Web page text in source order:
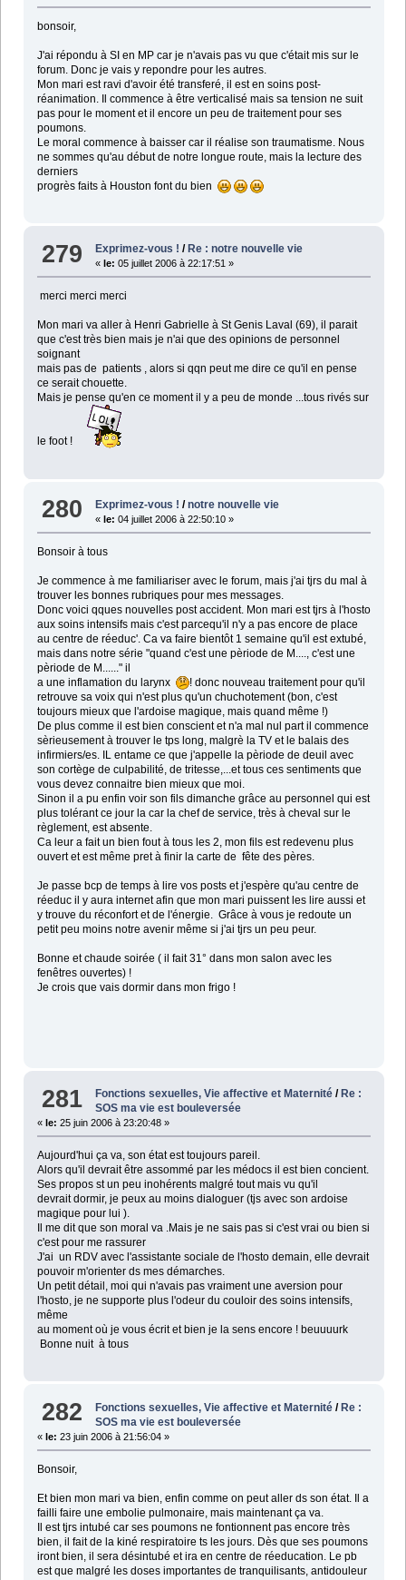
bonsoir,
J'ai répondu à SI en MP car je n'avais pas vu que c'était mis sur le
forum. Donc je vais y repondre pour les autres.
Mon mari est ravi d'avoir été transferé, il est en soins post-
réanimation. Il commence à être verticalisé mais sa tension ne suit
pas pour le moment et il encore un peu de traitement pour ses
poumons.
Le moral commence à baisser car il réalise son traumatisme. Nous
ne sommes qu'au début de notre longue route, mais la lecture des
derniers
progrès faits à Houston font du bien
279 Exprimez-vous ! / Re : notre nouvelle vie
« le: 05 juillet 2006 à 22:17:51 »
merci merci merci
Mon mari va aller à Henri Gabrielle à St Genis Laval (69), il parait
que c'est très bien mais je n'ai que des opinions de personnel
soignant
mais pas de patients , alors si qqn peut me dire ce qu'il en pense
ce serait chouette.
Mais je pense qu'en ce moment il y a peu de monde ...tous rivés sur
le foot !
280 Exprimez-vous ! /notre nouvelle vie
«le: 04 juillet 2006 à 22:50:10 »
Bonsoir à tous
Je commence à me familiariser avec le forum, mais j'ai tjrs du mal à
trouver les bonnes rubriques pour mes messages.
Donc voici qques nouvelles post accident. Mon mari est tjrs à l'hosto
aux soins intensifs mais c'est parcequ'il n'y a pas encore de place
au centre de réeduc'. Ca va faire bientôt 1 semaine qu'il est extubé,
mais dans notre série "quand c'est une pèriode de M...., c'est une
pèriode de M......" il
a une inflamation du larynx
! donc nouveau traitement pour qu'il
retrouve sa voix qui n'est plus qu'un chuchotement (bon, c'est
toujours mieux que l'ardoise magique, mais quand même !)
De plus comme il est bien conscient et n'a mal nul part il commence
sèrieusement à trouver le tps long, malgrè la TV et le balais des
infirmiers/es. IL entame ce que j'appelle la pèriode de deuil avec
son cortège de culpabilité, de tritesse,...et tous ces sentiments que
vous devez connaitre bien mieux que moi.
Sinon il a pu enfin voir son fils dimanche grâce au personnel qui est
plus tolérant ce jour la car la chef de service, très à cheval sur le
règlement, est absente.
Ca leur a fait un bien fout à tous les 2, mon fils est redevenu plus
ouvert et est même pret à finir la carte de fête des pères.
Je passe bcp de temps à lire vos posts et j'espère qu'au centre de
réeduc il y aura internet afin que mon mari puissent les lire aussi et
y trouve du réconfort et de l'énergie. Grâce à vous je redoute un
petit peu moins notre avenir même si j'ai tjrs un peu peur.
Bonne et chaude soirée ( il fait 31° dans mon salon avec les
fenêtres ouvertes) !
Je crois que vais dormir dans mon frigo !
281 Fonctions sexuelles, Vie affective et Maternité / Re :
SOS ma vie est bouleversée
« le: 25 juin 2006 à 23:20:48 »
Aujourd'hui ça va, son état est toujours pareil.
Alors qu'il devrait être assommé par les médocs il est bien concient.
Ses propos st un peu inohérents malgré tout mais vu qu'il
devrait dormir, je peux au moins dialoguer (tjs avec son ardoise
magique pour lui ).
Il me dit que son moral va .Mais je ne sais pas si c'est vrai ou bien si
c'est pour me rassurer
J'ai un RDV avec l'assistante sociale de l'hosto demain, elle devrait
pouvoir m'orienter ds mes démarches.
Un petit détail, moi qui n'avais pas vraiment une aversion pour
l'hosto, je ne supporte plus l'odeur du couloir des soins intensifs,
même
au moment où je vous écrit et bien je la sens encore ! beuuuurk
Bonne nuit à tous
282 Fonctions sexuelles, Vie affective et Maternité /Re :
SOS ma vie est bouleversée
« le: 23 juin 2006 à 21:56:04 »
Bonsoir,
Et bien mon mari va bien, enfin comme on peut aller ds son état. Il a
failli faire une embolie pulmonaire, mais maintenant ça va.
Il est tjrs intubé car ses poumons ne fontionnent pas encore très
bien, il fait de la kiné respiratoire ts les jours. Dès que ses poumons
iront bien, il sera désintubé et ira en centre de réeducation. Le pb
est que malgré les doses importantes de tranquilisants, antidouleur